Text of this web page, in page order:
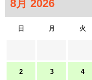
日 月 火
2 3 4